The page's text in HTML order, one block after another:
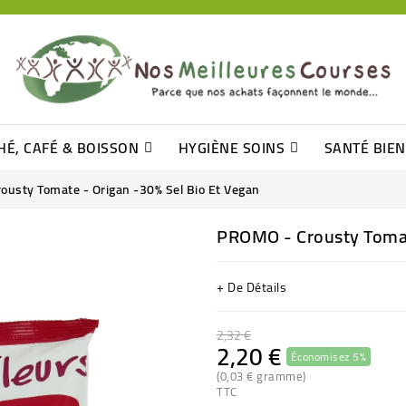
CAFÉ & BOISSON HYGIÈNE SOINS SANTÉ
Tomate - Origan -30% Sel Bio Et Vegan
PROMO - Crousty
+ De Détails
2,32 €
2,20 € Économisez 5%
(0,03 € gramme)
TTC